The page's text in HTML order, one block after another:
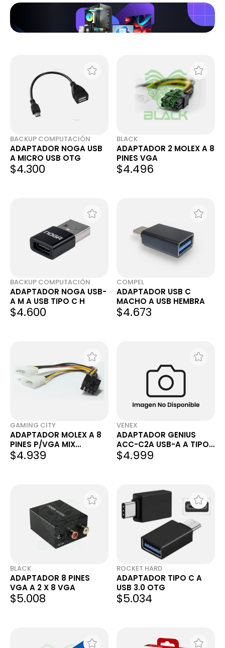
BACKUP COMPUTACIÓN
ADAPTADOR NOGA USB
A MICRO USB OTG
$4.300
BLACK
ADAPTADOR 2 MOLEX A 8
PINES VGA
$4.496
BACKUP COMPUTACIÓN
ADAPTADOR NOGA USB-
A M A USB TIPO C H
$4.600
COMPEL
ADAPTADOR USB C
MACHO A USB HEMBRA
$4.673
GAMING CITY
ADAPTADOR MOLEX A 8
PINES P/VGA MIX
CDA008
$4.939
VENEX
ADAPTADOR GENIUS
ACC-C2A USB-A A TIPO
C
$4.999
BLACK
ADAPTADOR 8 PINES
VGA A 2 X 8 VGA
$5.008
ROCKET HARD
ADAPTADOR TIPO C A
USB 3.0 OTG
$5.034